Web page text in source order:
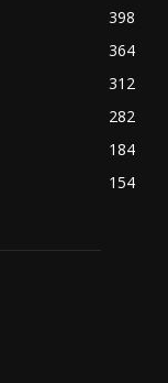
398
364
312
282
184
154